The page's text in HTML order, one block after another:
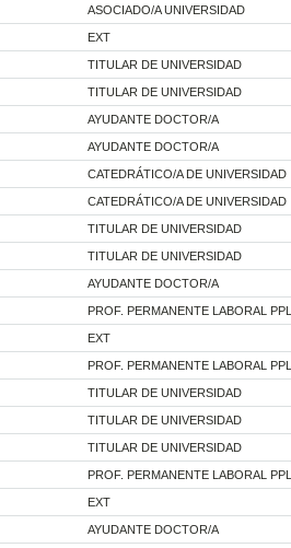
ASOCIADO/A UNIVERSIDAD
EXT
TITULAR DE UNIVERSIDAD
TITULAR DE UNIVERSIDAD
AYUDANTE DOCTOR/A
AYUDANTE DOCTOR/A
CATEDRÁTICO/A DE UNIVERSIDAD
CATEDRÁTICO/A DE UNIVERSIDAD
TITULAR DE UNIVERSIDAD
TITULAR DE UNIVERSIDAD
AYUDANTE DOCTOR/A
PROF. PERMANENTE LABORAL PPL
EXT
PROF. PERMANENTE LABORAL PPL
TITULAR DE UNIVERSIDAD
TITULAR DE UNIVERSIDAD
TITULAR DE UNIVERSIDAD
PROF. PERMANENTE LABORAL PPL
EXT
AYUDANTE DOCTOR/A